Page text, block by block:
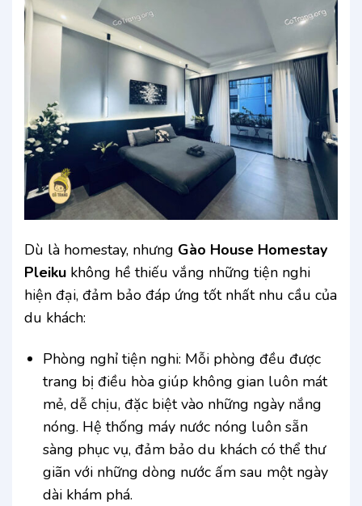
Dù là homestay, nhưng Gào House Homestay
Pleiku không hề thiếu vắng những tiện nghi
hiện đại, đảm bảo đáp ứng tốt nhất nhu cầu của
du khách:
Phòng nghỉ tiện nghi: Mỗi phòng đều được
trang bị điều hòa giúp không gian luôn mát
mẻ, dễ chịu, đặc biệt vào những ngày nắng
nóng. Hệ thống máy nước nóng luôn sẵn
sàng phục vụ, đảm bảo du khách có thể thư
giãn với những dòng nước ấm sau một ngày
dài khám phá.